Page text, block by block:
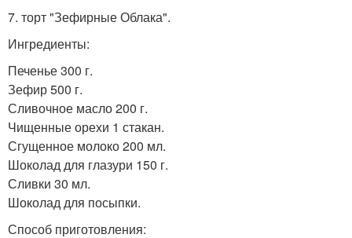
7. торт "Зефирные Облака".
Ингредиенты:
Печенье 300 г.
Зефир 500 г.
Сливочное масло 200 г.
Чищенные орехи 1 стакан.
Сгущенное молоко 200 мл.
Шоколад для глазури 150 г.
Сливки 30 мл.
Шоколад для посыпки.
Способ приготовления: